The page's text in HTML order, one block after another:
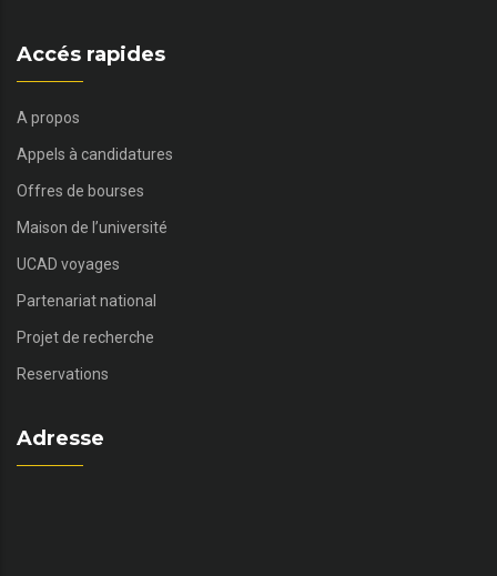
Accés rapides
A propos
Appels à candidatures
Offres de bourses
Maison de l’université
UCAD voyages
Partenariat national
Projet de recherche
Reservations
Adresse